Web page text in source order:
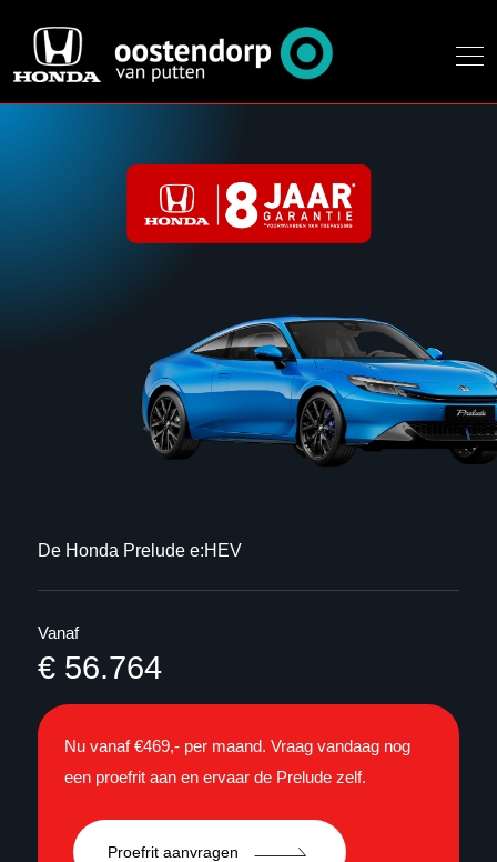
De Honda Prelude e:HEV
Vanaf
€ 56.764
Nu vanaf €469,- per maand. Vraag vandaag nog
een proefrit aan en ervaar de Prelude zelf.
Proefrit aanvragen